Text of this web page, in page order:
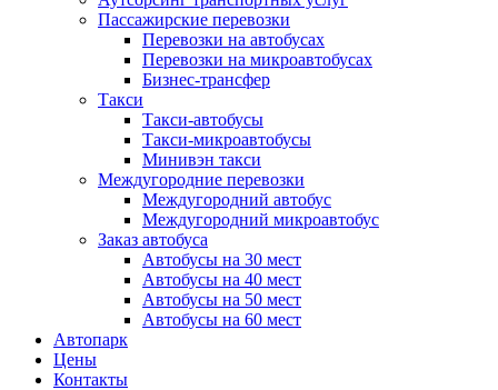
Пассажирские перевозки
Перевозки на автобусах
Перевозки на микроавтобусах
Бизнес-трансфер
Такси
Такси-автобусы
Такси-микроавтобусы
Минивэн такси
Междугородние перевозки
Междугородний автобус
Междугородний микроавтобус
Заказ автобуса
Автобусы на 30 мест
Автобусы на 40 мест
Автобусы на 50 мест
Автобусы на 60 мест
Автопарк
Цены
Контакты